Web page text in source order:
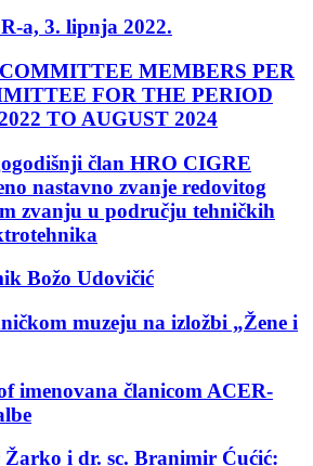
a, 3. lipnja 2022.
MEMBERS PER
FOR THE PERIOD
TO AUGUST 2024
član HRO CIGRE
nastavno zvanje redovitog
zvanju u području tehničkih
Božo Udovičić
muzeju na izložbi „Žene i
imenovana članicom ACER-
Žarko i dr. sc. Branimir Ćućić: